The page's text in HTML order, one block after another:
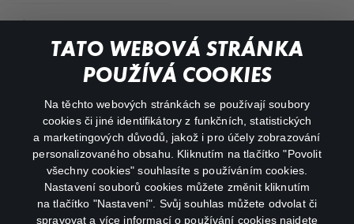
TATO WEBOVÁ STRÁNKA
POUŽÍVÁ COOKIES
Na těchto webových stránkách se používají soubory
cookies či jiné identifikátory z funkčních, statistických
a marketingových důvodů, jakož i pro účely zobrazování
personalizovaného obsahu. Kliknutím na tlačítko "Povolit
všechny cookies" souhlasíte s používáním cookies.
Nastavení souborů cookies můžete změnit kliknutím
na tlačítko "Nastavení". Svůj souhlas můžete odvolat či
spravovat a více informací o používání cookies najdete
Můj účet
Důležité odkazy
facebookinstagram
youtube